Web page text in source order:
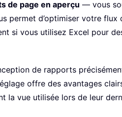
de page en aperçu — vous
permet d’optimiser votre flux
si vous utilisez Excel pour
de rapports
offre des avantages
la vue utilisée lors de leur